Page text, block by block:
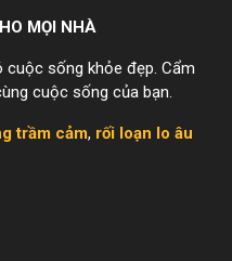
MỌI NHÀ
cuộc sống khỏe đẹp. Cẩm
cuộc sống của bạn.
trầm cảm, rối loạn lo âu